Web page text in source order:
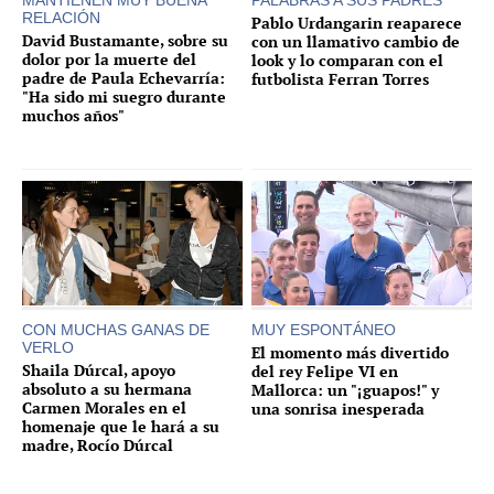
RELACIÓN
David Bustamante, sobre su
dolor por la muerte del
padre de Paula Echevarría:
"Ha sido mi suegro durante
muchos años"
Pablo Urdangarin reaparece
con un llamativo cambio de
look y lo comparan con el
futbolista Ferran Torres
CON MUCHAS GANAS DE
VERLO
Shaila Dúrcal, apoyo
absoluto a su hermana
Carmen Morales en el
homenaje que le hará a su
madre, Rocío Dúrcal
MUY ESPONTÁNEO
El momento más divertido
del rey Felipe VI en
Mallorca: un "¡guapos!" y
una sonrisa inesperada